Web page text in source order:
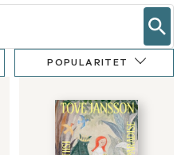
POPULARITET